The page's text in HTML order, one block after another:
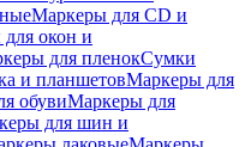
Маркеры для CD и
окон и
для пленокСумки
и планшетовМаркеры для
обувиМаркеры для
для шин и